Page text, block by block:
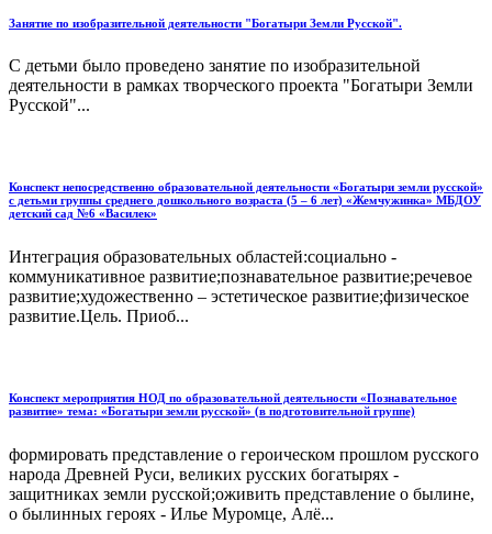
Занятие по изобразительной деятельности "Богатыри Земли Русской".
С детьми было проведено занятие по изобразительной
деятельности в рамках творческого проекта "Богатыри Земли
Русской"...
Конспект непосредственно образовательной деятельности «Богатыри земли русской»
с детьми группы среднего дошкольного возраста (5 – 6 лет) «Жемчужинка» МБДОУ
детский сад №6 «Василек»
Интеграция образовательных областей:социально -
коммуникативное развитие;познавательное развитие;речевое
развитие;художественно – эстетическое развитие;физическое
развитие.Цель. Приоб...
Конспект мероприятия НОД по образовательной деятельности «Познавательное
развитие» тема: «Богатыри земли русской» (в подготовительной группе)
формировать представление о героическом прошлом русского
народа Древней Руси, великих русских богатырях -
защитниках земли русской;оживить представление о былине,
о былинных героях - Илье Муромце, Алё...